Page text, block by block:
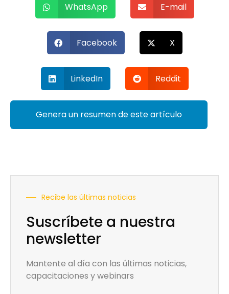
WhatsApp E-mail
Facebook X
LinkedIn Reddit
Genera un resumen de este artículo
Recibe las últimas noticias
Suscríbete a nuestra
newsletter
Mantente al día con las últimas noticias,
capacitaciones y webinars